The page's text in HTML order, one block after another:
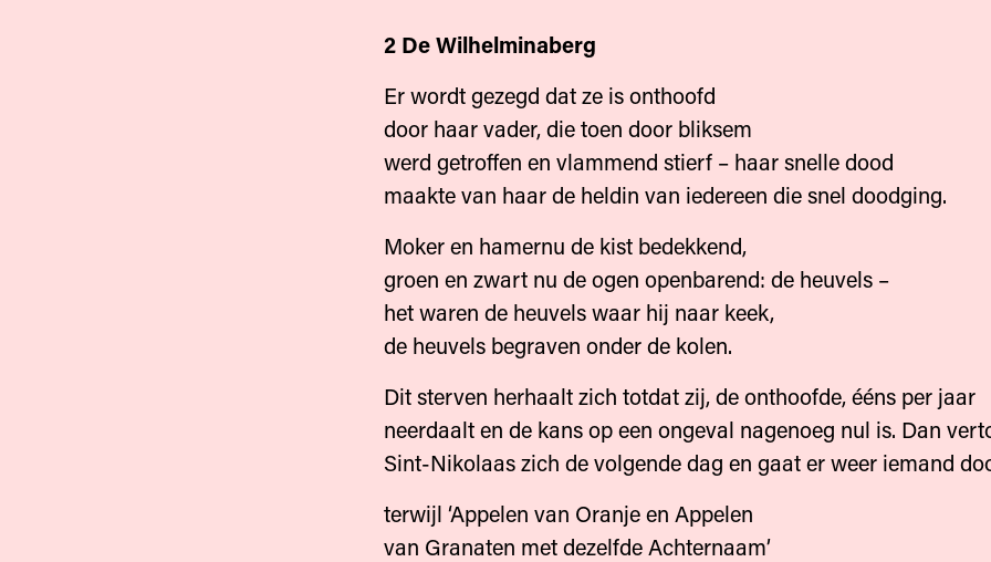
2 De Wilhelminaberg
Er wordt gezegd dat ze is onthoofd
door haar vader, die toen door bliksem
werd getroffen en vlammend stierf – haar snelle dood
maakte van haar de heldin van iedereen die snel doodging.
Moker en hamernu de kist bedekkend,
groen en zwart nu de ogen openbarend: de heuvels –
het waren de heuvels waar hij naar keek,
de heuvels begraven onder de kolen.
Dit sterven herhaalt zich totdat zij, de onthoofde, ééns per jaar
neerdaalt en de kans op een ongeval nagenoeg nul is. Dan
Sint-Nikolaas zich de volgende dag en gaat er weer iemand
terwijl ‘Appelen van Oranje en Appelen
van Granaten met dezelfde Achternaam’